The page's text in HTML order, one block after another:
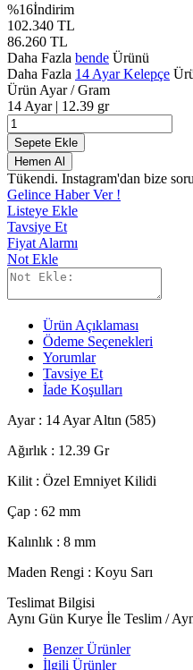
%16İndirim
102.340 TL
86.260 TL
Daha Fazla bende Ürünü
Daha Fazla 14 Ayar Kelepçe
Ürün Ayar / Gram
14 Ayar | 12.39 gr
Sepete Ekle
Hemen Al
Tükendi. Instagram'dan bize
Gelince Haber Ver !
Listeye Ekle
Tavsiye Et
Fiyat Alarmı
Not Ekle
Ürün Açıklaması
Ödeme Seçenekleri
Yorumlar
Tavsiye Et
İade Koşulları
Ayar : 14 Ayar Altın (585)
Ağırlık : 12.39 Gr
Kilit : Özel Emniyet Kilidi
Çap : 62 mm
Kalınlık : 8 mm
Maden Rengi : Koyu Sarı
Teslimat Bilgisi
Aynı Gün Kurye İle Teslim /
Benzer Ürünler
İlgili Ürünler